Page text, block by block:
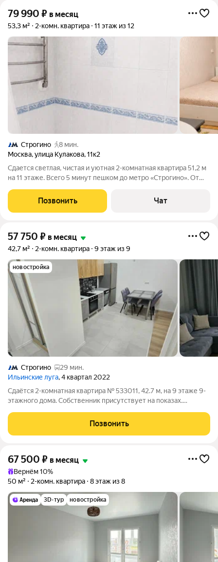
79 990 ₽ в месяц
53,3 м² 2-комн. квартира 11 этаж из 12
Строгино
8 мин.
Москва,улица Кулакова,11к2
Сдается светлая, чистая и уютная 2-комнатная квартира 51,2 м
на 11 этаже. Всего 5 минут пешком до метро «Строгино». От
полностью готова к комфортному проживанию и отлично
подойдет одному
Позвонить Чат
57 750 ₽ в месяц
42,7 м² 2-комн. квартира 9 этаж из 9
новостройка
Строгино
29 мин.
Ильинские луга, 4 квартал 2022
Сдаётся 2-комнатная квартира № 533011, 42.7 м, на 9 этаже 9-
этажного дома. Собственник присутствует на показах.
оплачиваются отдельно. По условиям проживания: можно с
детьми, без питомцев. Срок
Позвонить
67 500 ₽ в месяц
Вернём 10%
50 м²
2-комн. квартира 8 этаж из 8
3D-тур новостройка